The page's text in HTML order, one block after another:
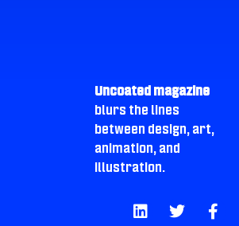
Uncoated magazine
blurs the lines
between design, art,
animation, and
illustration.